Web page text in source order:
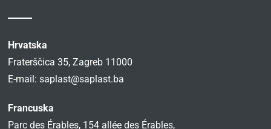
Hrvatska
Fraterščica 35, Zagreb 11000
E-mail:saplast@saplast.ba
Francuska
Parc des Érables, 154 allée des Érables,